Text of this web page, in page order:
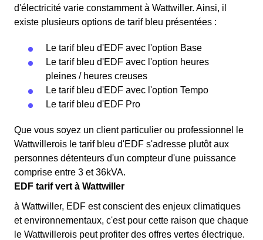
d'électricité varie constamment à Wattwiller. Ainsi, il
existe plusieurs options de tarif bleu présentées :
Le tarif bleu d'EDF avec l'option Base
Le tarif bleu d'EDF avec l'option heures
pleines / heures creuses
Le tarif bleu d'EDF avec l'option Tempo
Le tarif bleu d'EDF Pro
Que vous soyez un client particulier ou professionnel le
Wattwillerois le tarif bleu d'EDF s'adresse plutôt aux
personnes détenteurs d'un compteur d'une puissance
comprise entre 3 et 36kVA.
EDF tarif vert à Wattwiller
à Wattwiller, EDF est conscient des enjeux climatiques
et environnementaux, c'est pour cette raison que chaque
le Wattwillerois peut profiter des offres vertes électrique.